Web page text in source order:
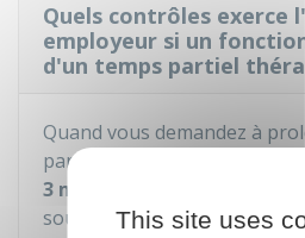
Quels contrôles exerce
employeur si un
d'un temps partiel
Quand vous demandez à
partiel pour raison
3 mois
soumet à unexamenpar un
This site uses